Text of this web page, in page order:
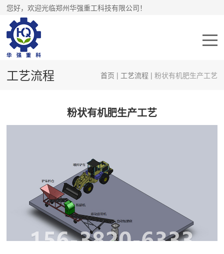
您好，欢迎光临郑州华强重工科技有限公司！
工艺流程 首页 | 工艺流程 | 粉状有机肥生产工艺
粉状有机肥生产工艺